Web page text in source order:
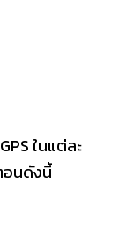
ในแต่ละ
อนดังนี้